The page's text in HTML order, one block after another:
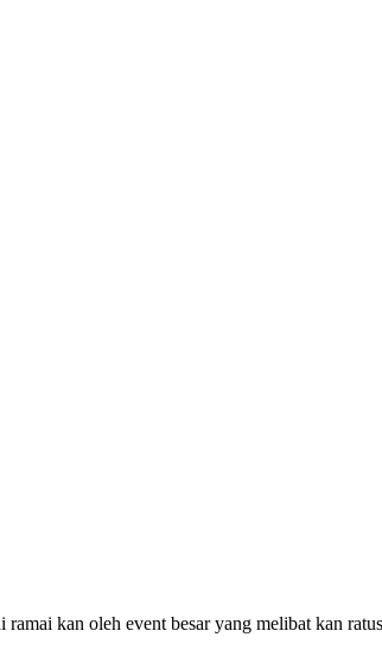
kan oleh event besar yang melibat kan